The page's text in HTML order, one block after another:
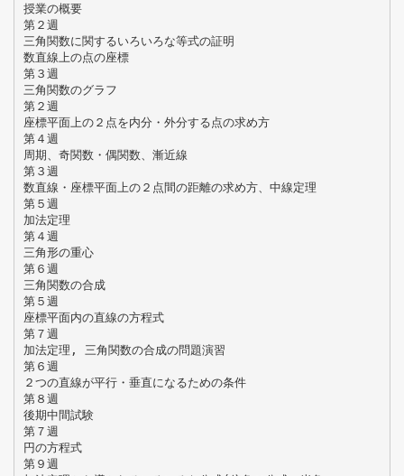
授業の概要
第２週
三角関数に関するいろいろな等式の証明
数直線上の点の座標
第３週
三角関数のグラフ
第２週
座標平面上の２点を内分・外分する点の求め方
第４週
周期、奇関数・偶関数、漸近線
第３週
数直線・座標平面上の２点間の距離の求め方、中線定理
第５週
加法定理
第４週
三角形の重心
第６週
三角関数の合成
第５週
座標平面内の直線の方程式
第７週
加法定理, 三角関数の合成の問題演習
第６週
２つの直線が平行・垂直になるための条件
第８週
後期中間試験
第７週
円の方程式
第９週